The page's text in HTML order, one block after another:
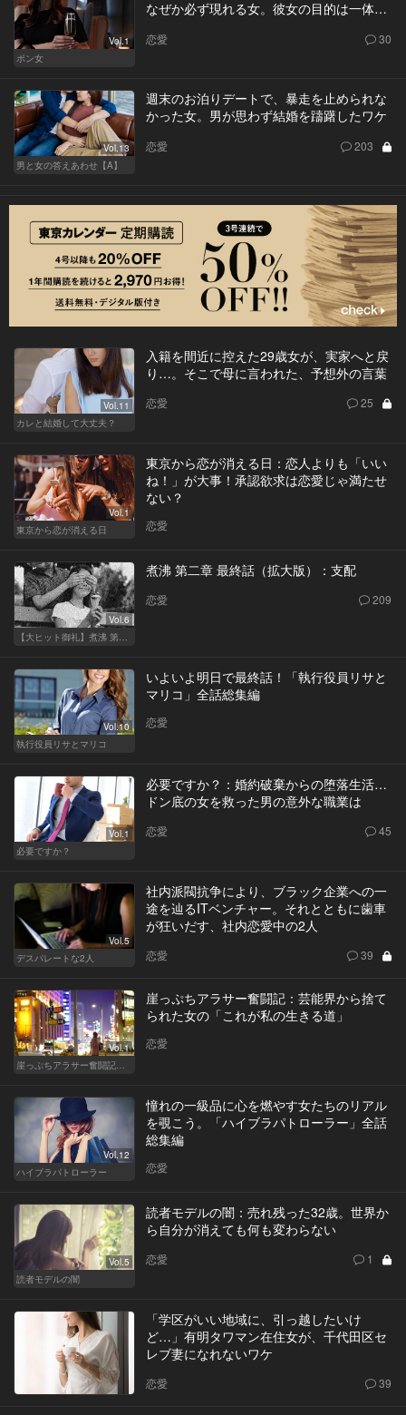
Vol.1
ポン女
なぜか必ず現れる女。彼女の目的は一体…
恋愛 30
Vol.13
男と女の答えあわせ【A】
週末のお泊りデートで、暴走を止められな
かった女。男が思わず結婚を躊躇したワケ
恋愛 203
Vol.11
カレと結婚して大丈夫？
入籍を間近に控えた29歳女が、実家へと戻
り…。そこで母に言われた、予想外の言葉
恋愛 25
Vol.1
東京から恋が消える日
東京から恋が消える日：恋人よりも「いい
ね！」が大事！承認欲求は恋愛じゃ満たせ
ない？
恋愛
Vol.6
【大ヒット御礼】煮沸 第二章
煮沸 第二章 最終話（拡大版）：支配
恋愛 209
Vol.10
執行役員リサとマリコ
いよいよ明日で最終話！「執行役員リサと
マリコ」全話総集編
恋愛
Vol.1
必要ですか？
必要ですか？：婚約破棄からの堕落生活…
ドン底の女を救った男の意外な職業は
恋愛 45
Vol.5
デスパレートな2人
社内派閥抗争により、ブラック企業への一
途を辿るITベンチャー。それとともに歯車
が狂いだす、社内恋愛中の2人
恋愛 39
Vol.1
崖っぷちアラサー奮闘記：芸能界から捨て
られた女の「これが私の生きる道」
恋愛
Vol.12
ハイブラパトローラー
憧れの一級品に心を燃やす女たちのリアル
を覗こう。「ハイブラパトローラー」全話
総集編
恋愛
Vol.5
読者モデルの闇
読者モデルの闇：売れ残った32歳。世界か
ら自分が消えても何も変わらない
恋愛 1
「学区がいい地域に、引っ越したいけ
ど…」有明タワマン在住女が、千代田区セ
レブ妻になれないワケ
恋愛 39